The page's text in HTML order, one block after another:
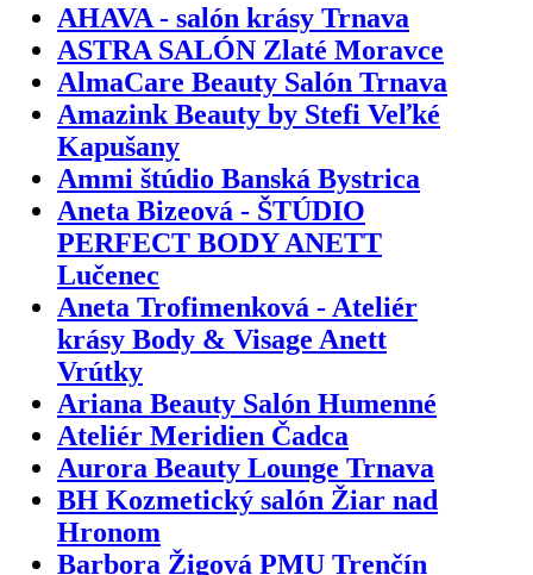
AHAVA - salón krásy Trnava
ASTRA SALÓN Zlaté Moravce
AlmaCare Beauty Salón Trnava
Amazink Beauty by Stefi Veľké
Kapušany
Ammi štúdio Banská Bystrica
Aneta Bizeová - ŠTÚDIO
PERFECT BODY ANETT
Lučenec
Aneta Trofimenková - Ateliér
krásy Body & Visage Anett
Vrútky
Ariana Beauty Salón Humenné
Ateliér Meridien Čadca
Aurora Beauty Lounge Trnava
BH Kozmetický salón Žiar nad
Hronom
Barbora Žigová PMU Trenčín